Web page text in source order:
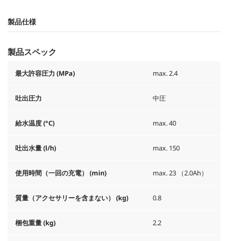
製品仕様
製品スペック
最大許容圧力 (MPa) max. 2.4
吐出圧力 中圧
給水温度 (°C) max. 40
吐出水量 (l/h) max. 150
使用時間（一回の充電） (min) max. 23 （2.0Ah）
質量（アクセサリーを含まない） (kg) 0.8
梱包重量 (kg) 2.2